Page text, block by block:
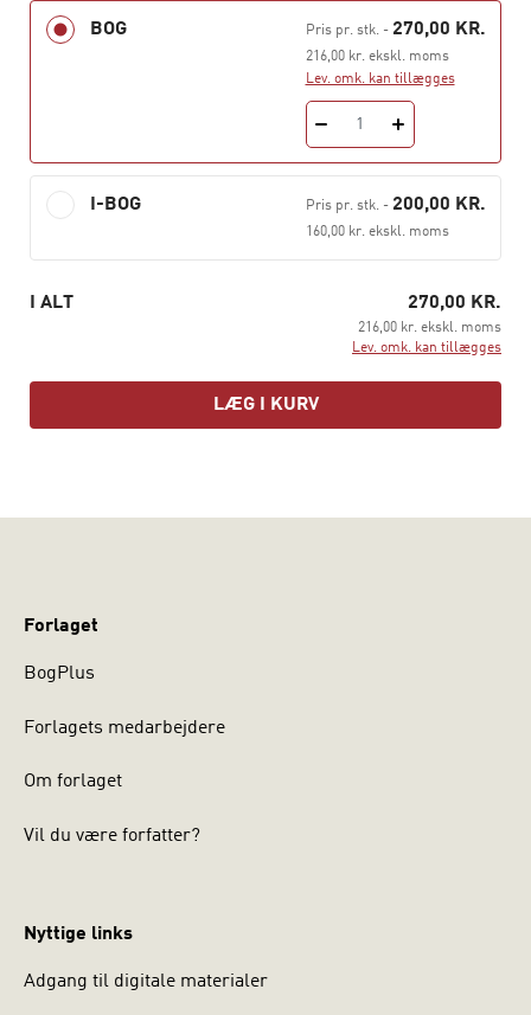
og kvalitative analyser, bearbejdning af data, økonomi,
opfølgning og feedback samt analysetyper.
Lærebogen er rettet mod de merkantile uddannelser, fx
markedsføringsøkonom og serviceøkonom.
BOG Pris pr. stk.- 270,00 KR.
216,00 kr. ekskl. moms
Lev. omk. kan tillægges
1
I-BOG Pris pr. stk.- 200,00 KR.
160,00 kr. ekskl. moms
I ALT 270,00 KR.
216,00 kr. ekskl. moms
Lev. omk. kan tillægges
LÆG I KURV
Forlaget
BogPlus
Forlagets medarbejdere
Om forlaget
Vil du være forfatter?
Nyttige links
Adgang til digitale materialer